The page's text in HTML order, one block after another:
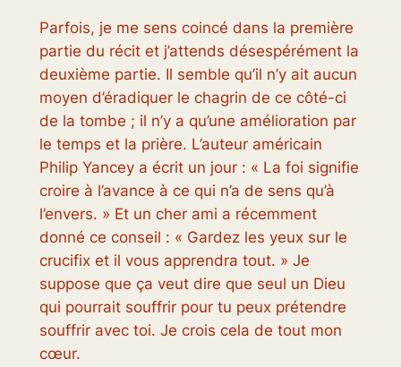
Parfois, je me sens coincé dans la première
partie du récit et j’attends désespérément la
deuxième partie. Il semble qu’il n’y ait aucun
moyen d’éradiquer le chagrin de ce côté-ci
de la tombe ; il n’y a qu’une amélioration par
le temps et la prière. L’auteur américain
Philip Yancey a écrit un jour : « La foi signifie
croire à l’avance à ce qui n’a de sens qu’à
l’envers. » Et un cher ami a récemment
donné ce conseil : « Gardez les yeux sur le
crucifix et il vous apprendra tout. » Je
suppose que ça veut dire que seul un Dieu
qui pourrait souffrir pourtu peux prétendre
souffrir avectoi. Je crois cela de tout mon
cœur.